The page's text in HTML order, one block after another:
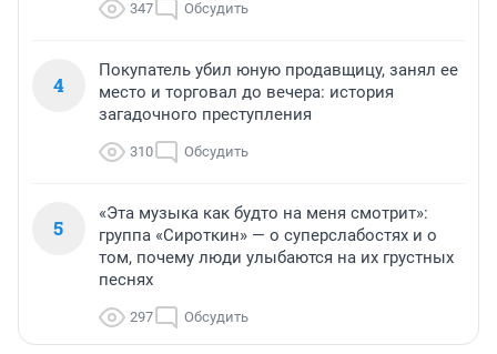
347 Обсудить
4
Покупатель убил юную продавщицу, занял ее
место и торговал до вечера: история
загадочного преступления
310 Обсудить
5
«Эта музыка как будто на меня смотрит»:
группа «Сироткин» — о суперслабостях и о
том, почему люди улыбаются на их грустных
песнях
297 Обсудить